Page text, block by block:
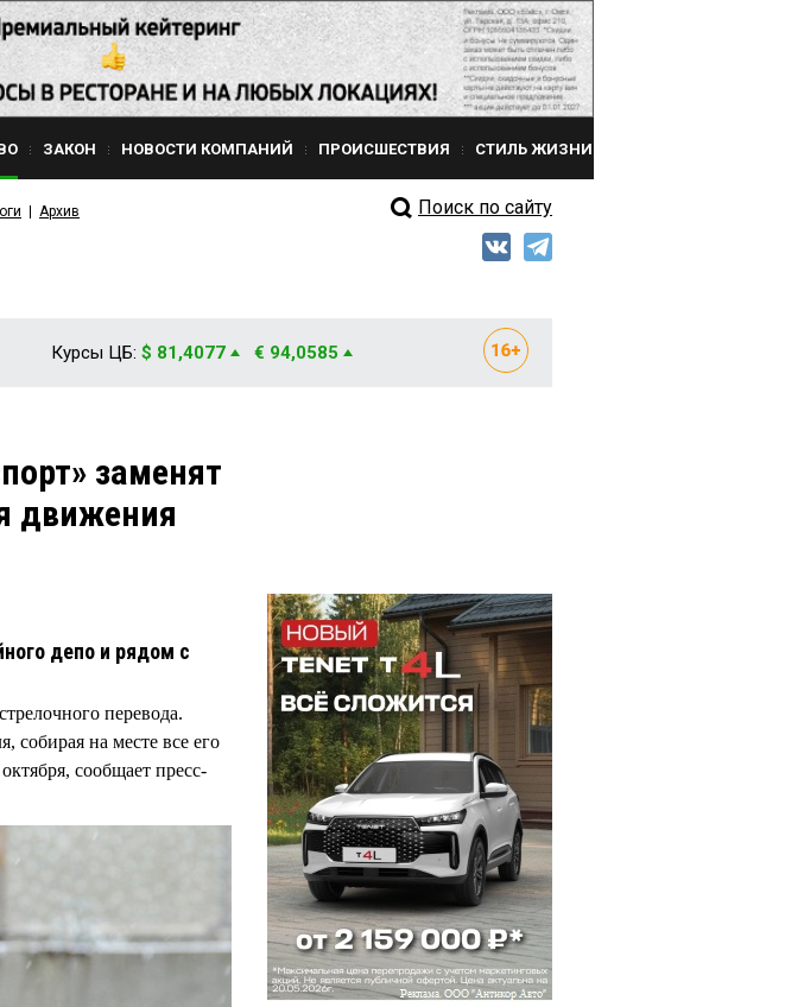
ЗАКОН НОВОСТИ КОМПАНИЙ ПРОИСШЕСТВИЯ СТИЛЬ ЖИЗНИ
Архив Поиск по сайту
Курсы ЦБ: $ 81,4077 € 94,0585
заменят
движения
депо и рядом с
перевода.
собирая на месте все его
сообщает пресс-